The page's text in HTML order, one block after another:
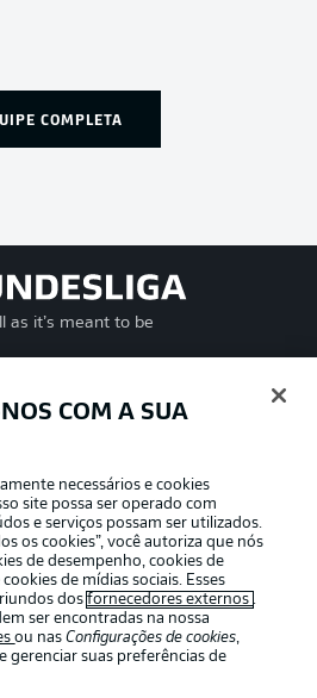
COMPLETA
as it’s meant to be
DA BUNDESLIGA
COM A SUA
necessários e cookies
site possa ser operado com
e serviços possam ser utilizados.
os cookies”, você autoriza que nós
de desempenho, cookies de
de mídias sociais. Esses
dosfornecedores externos .
ser encontradas na nossa
ou nasConfigurações de cookies,
gerenciar suas preferências de